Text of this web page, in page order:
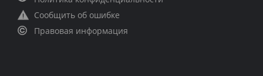
Сообщить об ошибке
Правовая информация